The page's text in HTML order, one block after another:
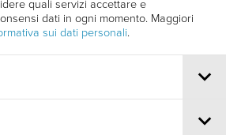
quali servizi accettare e
dati in ogni momento. Maggiori
sui dati personali.